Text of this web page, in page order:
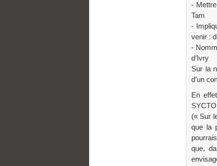
-
Tam
-
venir :
-
d’Ivry
Sur la
d’un
En
(« Sur
que la
que,